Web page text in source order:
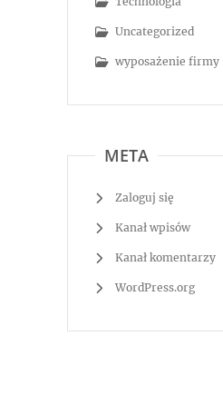
Uncategorized
wyposażenie firmy
META
Zaloguj się
Kanał wpisów
Kanał komentarzy
WordPress.org